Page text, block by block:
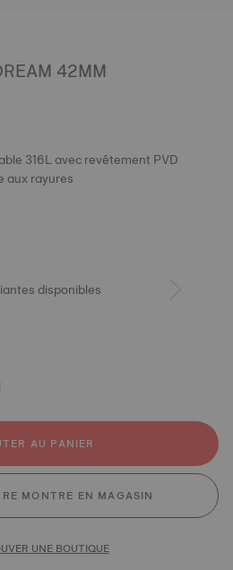
42MM
316L avec revêtement PVD
aux rayures
disponibles
AU PANIER
MONTRE EN MAGASIN
UNE BOUTIQUE